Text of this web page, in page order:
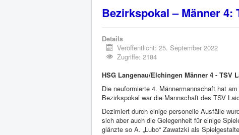
Bezirkspokal – Männer
Details
Veröffentlicht: 25. September 2022
Zugriffe: 2184
HSG Langenau/Elchingen Männer 4 - TSV
Die neuformierte 4. Männermannschaft hat
Bezirkspokal war die Mannschaft des TSV
Dezimiert durch einige personelle Ausfälle
sich aber auch die Gelegenheit für einige
glänzte so A. „Lubo“ Zawatzki als